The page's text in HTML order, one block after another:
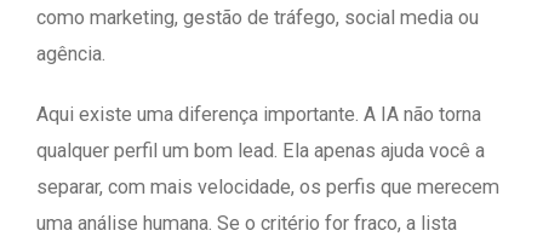
como marketing, gestão de tráfego, social media ou
agência.
Aqui existe uma diferença importante. A IA não torna
qualquer perfil um bom lead. Ela apenas ajuda você a
separar, com mais velocidade, os perfis que merecem
uma análise humana. Se o critério for fraco, a lista